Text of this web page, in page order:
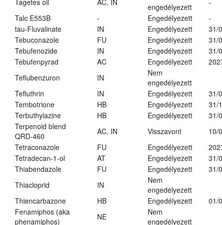
Tagetes oil AC, IN
engedélyezett
-
Talc E553B
- Engedélyezett
-
tau-Fluvalinate
IN Engedélyezett
31/
Tebuconazole
FU Engedélyezett
31/
Tebufenozide
IN Engedélyezett
31/
Tebufenpyrad
AC Engedélyezett
Teflubenzuron
IN
Nem
engedélyezett
Tefluthrin
IN Engedélyezett
31/
Tembotrione
HB Engedélyezett
31/
Terbuthylazine
HB Engedélyezett
31/
Terpenoid blend
QRD-460
AC, IN Visszavont
10/
Tetraconazole
FU Engedélyezett
Tetradecan-1-ol
AT Engedélyezett
31/
Thiabendazole
FU Engedélyezett
31/
Thiacloprid
IN
Nem
engedélyezett
Thiencarbazone
HB Engedélyezett
01/
Fenamiphos (aka
phenamiphos)
NE
Nem
engedélyezett